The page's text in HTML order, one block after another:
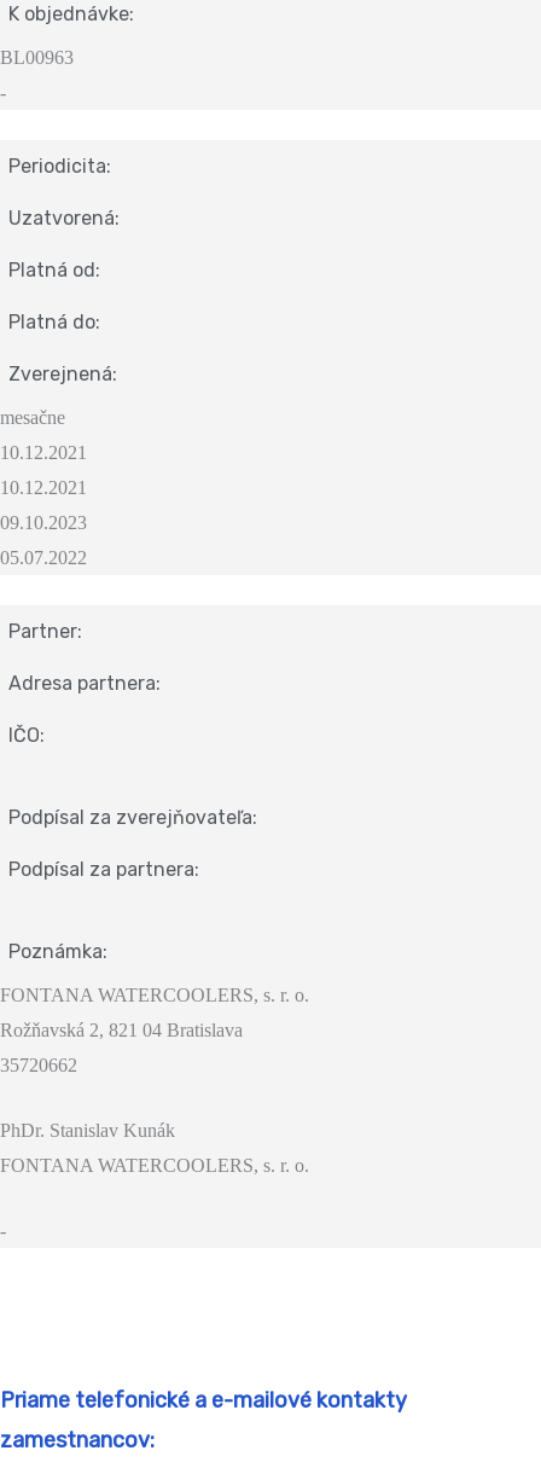
K objednávke:
BL00963
-
Periodicita:
Uzatvorená:
Platná od:
Platná do:
Zverejnená:
mesačne
10.12.2021
10.12.2021
09.10.2023
05.07.2022
Partner:
Adresa partnera:
IČO:
Podpísal za zverejňovateľa:
Podpísal za partnera:
Poznámka:
FONTANA WATERCOOLERS, s. r. o.
Rožňavská 2, 821 04 Bratislava
35720662
PhDr. Stanislav Kunák
FONTANA WATERCOOLERS, s. r. o.
-
Priame telefonické a e-mailové kontakty
zamestnancov: